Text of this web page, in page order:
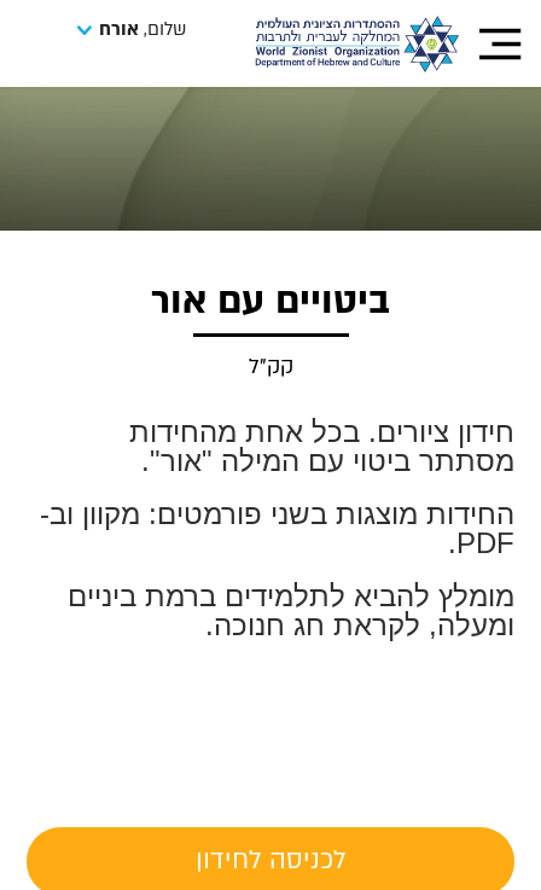
שלום, אורח
ביטויים עם אור
קק"ל
חידון ציורים. בכל אחת מהחידות
מסתתר ביטוי עם המילה "אור".
החידות מוצגות בשני פורמטים: מקוון וב-
PDF.
מומלץ להביא לתלמידים ברמת ביניים
ומעלה, לקראת חג חנוכה.
לכניסה לחידון